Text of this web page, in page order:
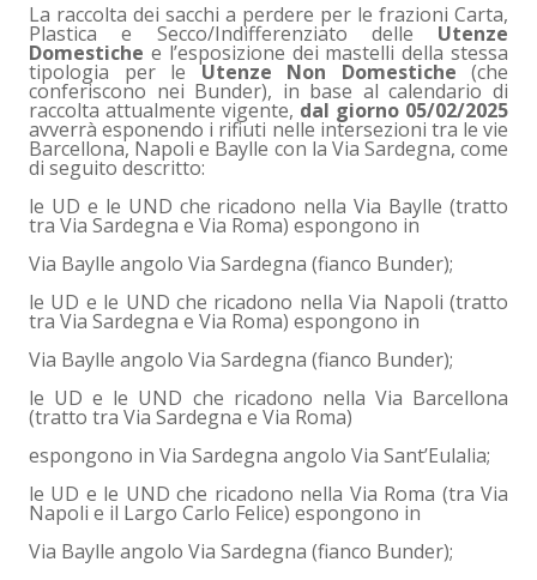
La raccolta dei sacchi a perdere per le frazioni Carta,
Plastica e Secco/Indifferenziato delle Utenze
Domestiche e l’esposizione dei mastelli della stessa
tipologia per leUtenze Non Domestiche (che
conferiscono nei Bunder), in base al calendario di
raccolta attualmente vigente, dal giorno 05/02/2025
avverrà esponendo i rifiuti nelle intersezioni tra le vie
Barcellona, Napoli e Baylle con la Via Sardegna, come
di seguito descritto:
le UD e le UND che ricadono nella Via Baylle (tratto
tra Via Sardegna e Via Roma) espongono in
Via Baylle angolo Via Sardegna (fianco Bunder);
le UD e le UND che ricadono nella Via Napoli (tratto
tra Via Sardegna e Via Roma) espongono in
Via Baylle angolo Via Sardegna (fianco Bunder);
le UD e le UND che ricadono nella Via Barcellona
(tratto tra Via Sardegna e Via Roma)
espongono in Via Sardegna angolo Via Sant’Eulalia;
le UD e le UND che ricadono nella Via Roma (tra Via
Napoli e il Largo Carlo Felice) espongono in
Via Baylle angolo Via Sardegna (fianco Bunder);